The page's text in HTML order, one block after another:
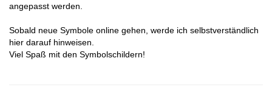
angepasst werden.
Sobald neue Symbole online gehen, werde ich selbstverständlich
hier darauf hinweisen.
Viel Spaß mit den Symbolschildern!